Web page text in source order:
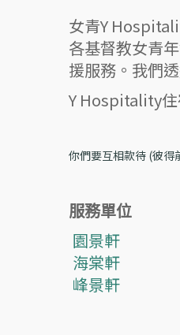
女青Y
各基督教女青
援服務。我們
Y Hospitality住
你們要互相款待 (彼得
服務單位
園景軒
海棠軒
峰景軒